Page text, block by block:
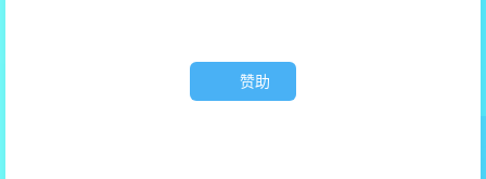
赞助